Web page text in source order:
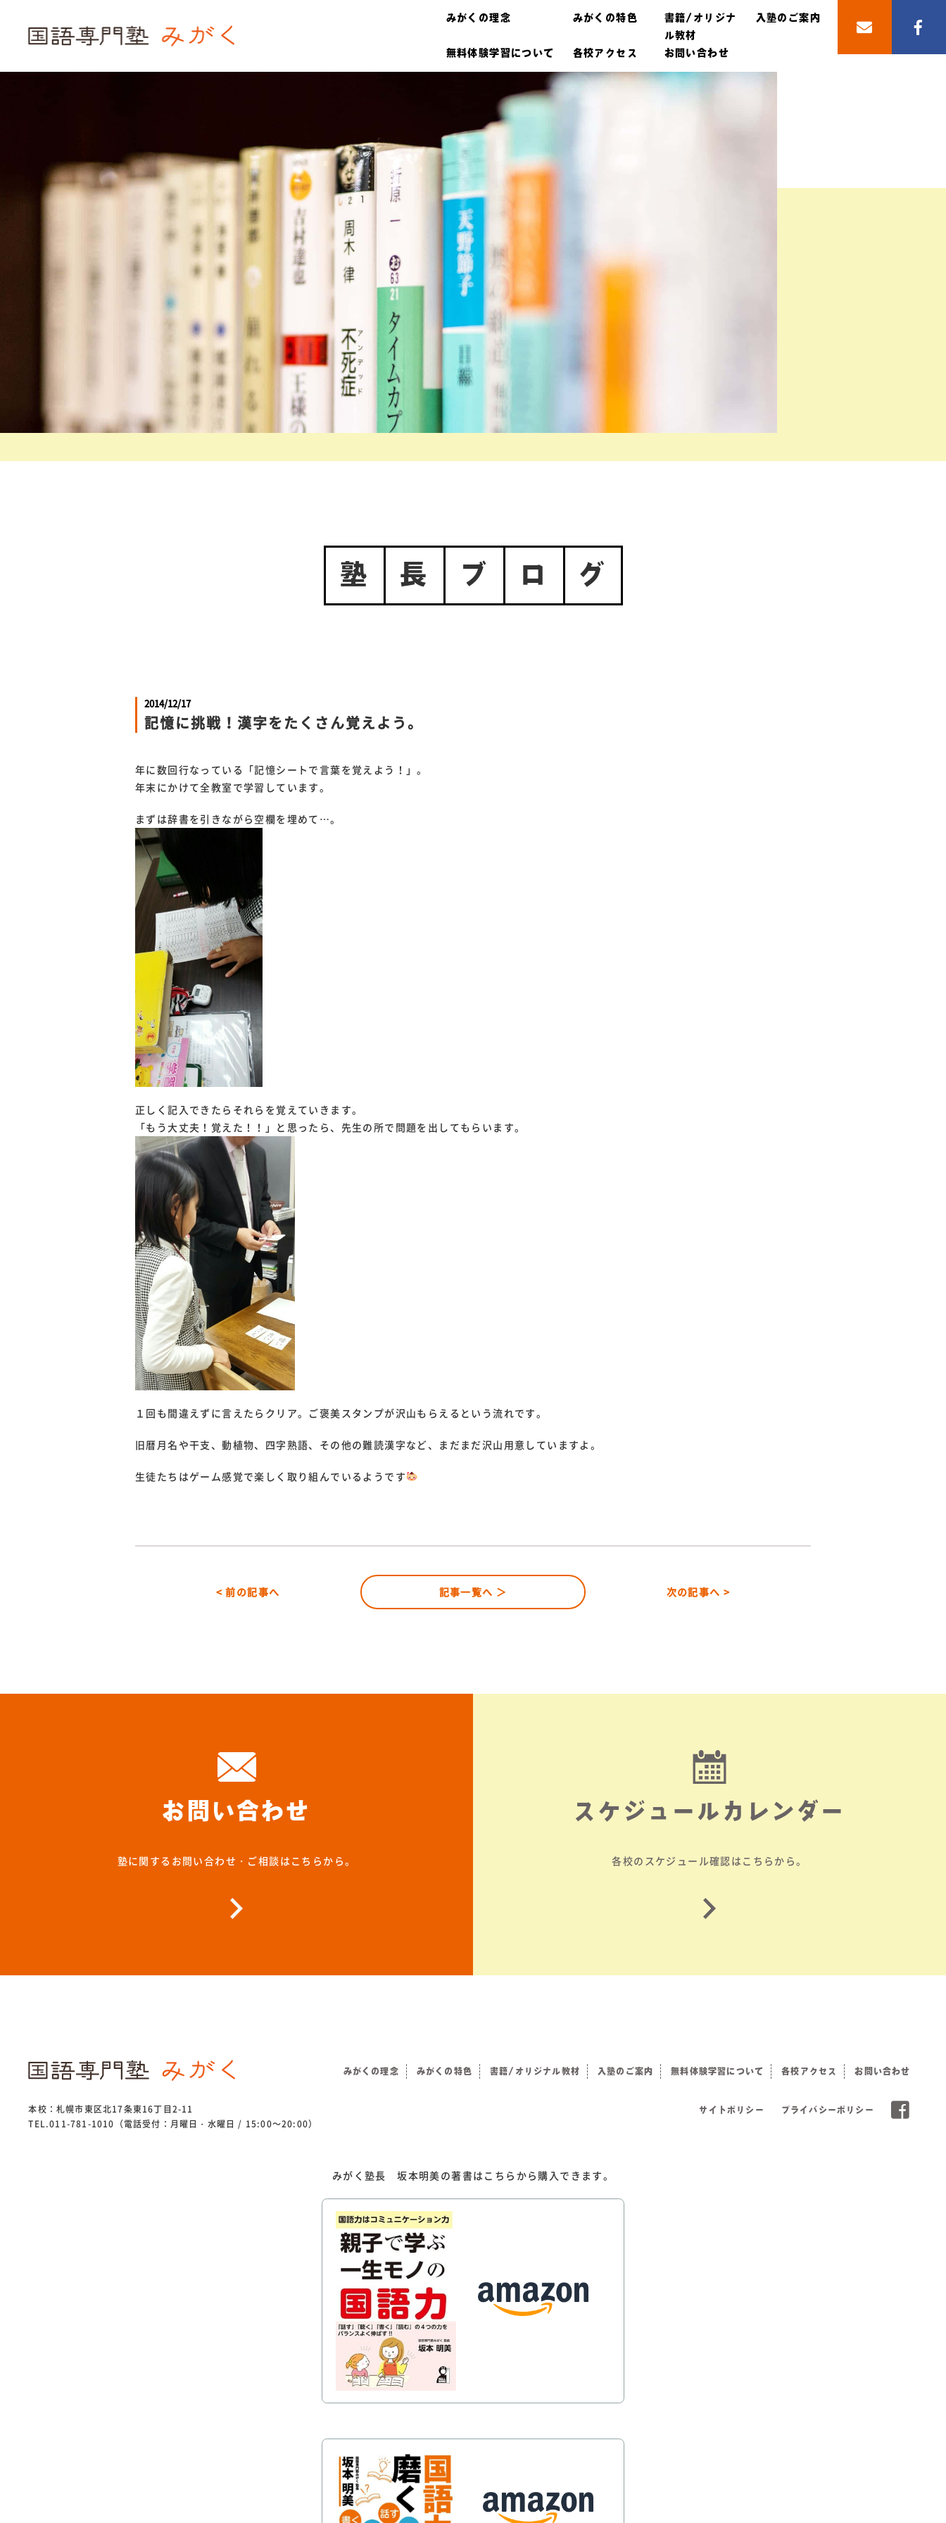
みがくの理念 みがくの特色
書籍/オリジナ
ル教材
入塾のご案内
無料体験学習について 各校アクセス お問い合わせ
塾 長 ブ ロ グ
2014/12/17
記憶に挑戦！漢字をたくさん覚えよう。
年に数回行なっている「記憶シートで言葉を覚えよう！」。
年末にかけて全教室で学習しています。
まずは辞書を引きながら空欄を埋めて…。
正しく記入できたらそれらを覚えていきます。
「もう大丈夫！覚えた！！」と思ったら、先生の所で問題を出してもらいます。
１回も間違えずに言えたらクリア。ご褒美スタンプが沢山もらえるという流れです。
旧暦月名や干支、動植物、四字熟語、その他の難読漢字など、まだまだ沢山用意していますよ。
生徒たちはゲーム感覚で楽しく取り組んでいるようです
< 前の記事へ 記事一覧へ ＞ 次の記事へ >
お問い合わせ
塾に関するお問い合わせ・ご相談はこちらから。
スケジュールカレンダー
各校のスケジュール確認はこちらから。
本校：札幌市東区北17条東16丁目2-11
TEL.011-781-1010（電話受付：月曜日・水曜日 / 15:00～20:00）
みがくの理念 みがくの特色 書籍/オリジナル教材 入塾のご案内 無料体験学習について 各校アクセス お問い合わせ
サイトポリシー プライバシーポリシー
みがく塾長 坂本明美の著書はこちらから購入できます。